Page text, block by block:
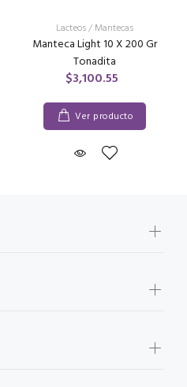
Lacteos/ Mantecas
Manteca Light 10 X 200 Gr
Tonadita
$3,100.55
Ver producto